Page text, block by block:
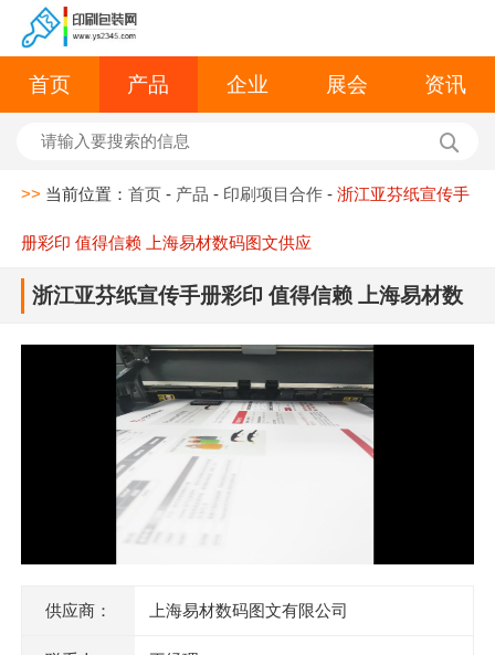
首页 产品 企业 展会 资讯
>> 当前位置：首页 - 产品 - 印刷项目合作 -浙江亚芬纸宣传手
册彩印 值得信赖 上海易材数码图文供应
浙江亚芬纸宣传手册彩印 值得信赖 上海易材数
供应商： 上海易材数码图文有限公司